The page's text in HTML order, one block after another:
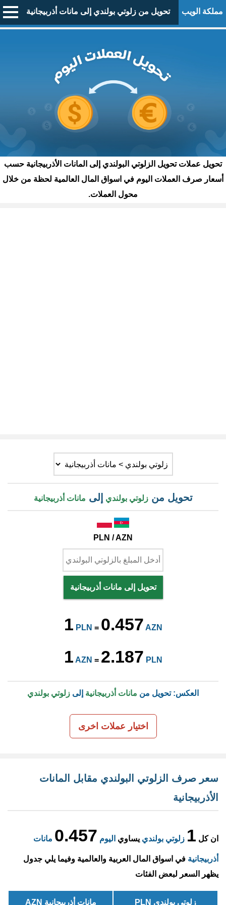
مملكة الويب تحويل من زلوتي بولندي إلى مانات أذربيجانية
تحويل عملات تحويل الزلوتي البولندي إلى المانات الأذربيجانية حسب
أسعار صرف العملات اليوم في اسواق المال العالمية لحظة من خلال
محول العملات.
تحويل منزلوتي بولندي إلى مانات أذربيجانية
PLN / AZN
تحويل إلى مانات أذربيجانية
1 PLN = 0.457 AZN
1 AZN = 2.187 PLN
العكس: تحويل من مانات أذربيجانية إلى زلوتي بولندي
اختيار عملات اخرى
سعر صرف الزلوتي البولندي مقابل المانات
الأذربيجانية
ان كل 1 زلوتي بولندي يساوي اليوم 0.457 مانات
أذربيجانية في اسواق المال العربية والعالمية وفيما يلي جدول
يظهر السعر لبعض الفئات
زلوتي بولندي PLN مانات أذربيجانية AZN